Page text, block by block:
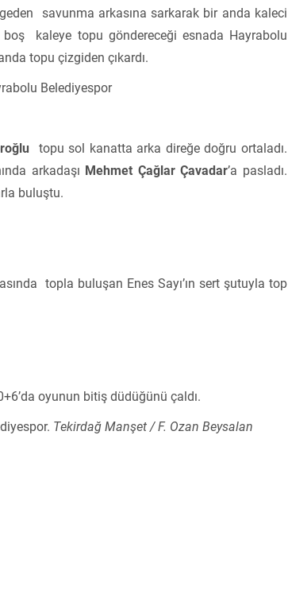
savunma arkasına sarkarak bir anda kaleci
boş kaleye topu göndereceği esnada Hayrabolu
topu çizgiden çıkardı.
Belediyespor
topu sol kanatta arka direğe doğru ortaladı.
arkadaşı Mehmet Çağlar Çavadar’a pasladı.
buluştu.
topla buluşan Enes Sayı’ın sert şutuyla top
oyunun bitiş düdüğünü çaldı.
Tekirdağ Manşet / F. Ozan Beysalan